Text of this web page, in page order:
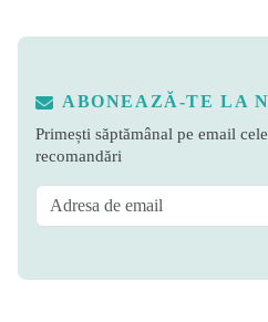
ABONEAZĂ-TE LA
Primești săptămânal pe email
recomandări